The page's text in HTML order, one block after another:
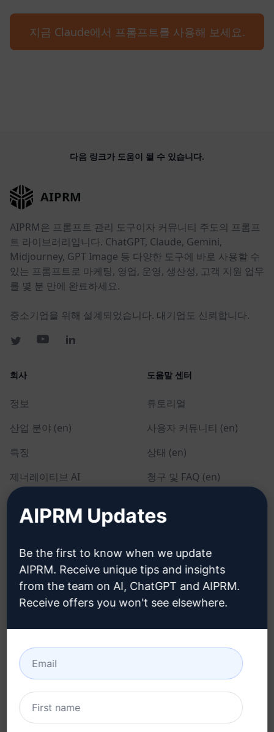
지금 Claude에서 프롬프트를 사용해 보세요.
다음 링크가 도움이 될 수 있습니다.
AIPRM
AIPRM은 프롬프트 관리 도구이자 커뮤니티 주도의 프롬프
트 라이브러리입니다. ChatGPT, Claude, Gemini,
Midjourney, GPT Image 등 다양한 도구에 바로 사용할 수
있는 프롬프트로 마케팅, 영업, 운영, 생산성, 고객 지원 업무
를 몇 분 만에 완료하세요.
중소기업을 위해 설계되었습니다. 대기업도 신뢰합니다.
회사
정보
산업 분야 (en)
특징
제너레이티브 AI
팀 요금제 (en)
블로그 (en)
도움말 센터
튜토리얼
사용자 커뮤니티 (en)
상태 (en)
청구 및 FAQ (en)
법률
사용 제한 정책 (en)
이용 약관 (en)
브라우저 확장 약관 (en)
청구 약관 (en)
다운로드
Google 크롬
AIPRM Updates
Be the first to know when we update
AIPRM. Receive unique tips and insights
from the team on AI, ChatGPT and AIPRM.
Receive offers you won't see elsewhere.